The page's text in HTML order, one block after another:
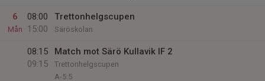
6
Mån
08:00
15:00
Trettonhelgscupen
Säröskolan
08:15
09:15
Match mot Särö Kullavik IF 2
Trettonhelgscupen
A-5:5